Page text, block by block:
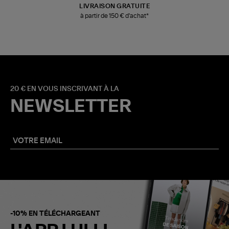
LIVRAISON GRATUITE
à partir de 150 € d'achat*
20 € EN VOUS INSCRIVANT À LA
NEWSLETTER
-10% EN TÉLÉCHARGEANT